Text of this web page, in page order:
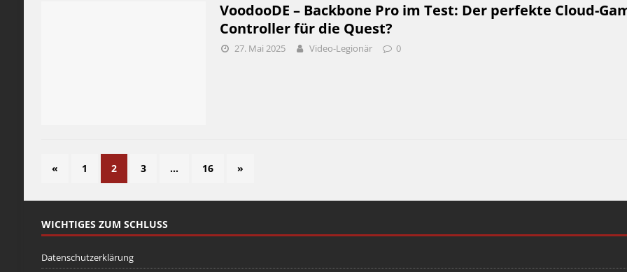
VoodooDE – Backbone Pro im Test: Der perfekte Cloud-
Controller für die Quest?
27. Mai 2025 Video-Legionär 0
« 1 2 3 … 16 »
WICHTIGES ZUM SCHLUSS
Datenschutzerklärung